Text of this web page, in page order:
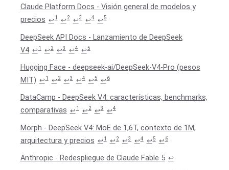
Claude Platform Docs - Visión general de modelos y
precios ↩ 1 ↩ 2 ↩3 ↩4 ↩5
DeepSeek API Docs - Lanzamiento de DeepSeek
V4 ↩ 1 ↩ 2 ↩3 ↩4 ↩5
Hugging Face - deepseek-ai/DeepSeek-V4-Pro (pesos
MIT) ↩ 1 ↩ 2 ↩3 ↩4 ↩5 ↩ 6
DataCamp - DeepSeek V4: características, benchmarks,
comparativas ↩ 1 ↩ 2 ↩3 ↩4
Morph - DeepSeek V4: MoE de 1,6T, contexto de 1M,
arquitectura y precios ↩ 1 ↩ 2 ↩3 ↩4 ↩5 ↩ 6
Anthropic - Redespliegue de Claude Fable 5 ↩